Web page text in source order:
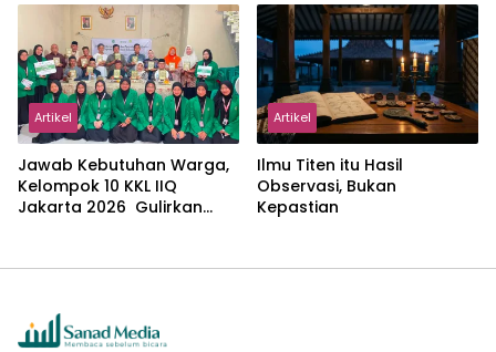
dalam Pemikiran Masykuri
Abdillah
Artikel
Jawab Kebutuhan Warga,
Kelompok 10 KKL IIQ
Jakarta 2026 Gulirkan
Artikel
Ilmu Titen itu Hasil
Observasi, Bukan
Kepastian